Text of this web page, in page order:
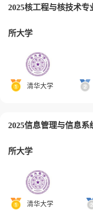
2025核工程与核技术
所大学
清华大学
2025信息管理与信息
所大学
清华大学